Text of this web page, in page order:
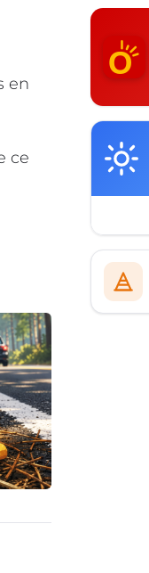
en
ce